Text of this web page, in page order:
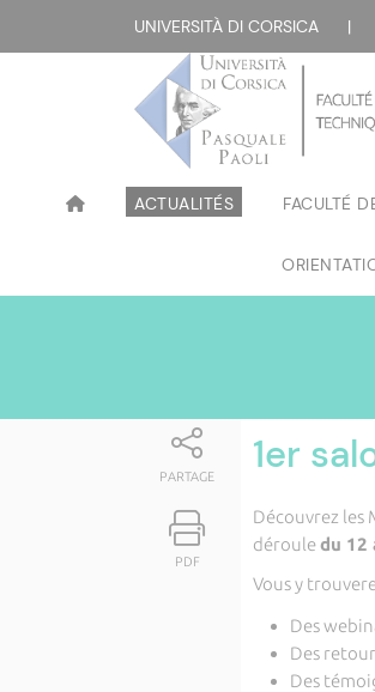
UNIVERSITÀ DI CORSICA |
ACTUALITÉS FACULTÉ
PARTAGE
PDF
1er
Découvrez les
dérouledu 12
Vous y
Des
Des
Des